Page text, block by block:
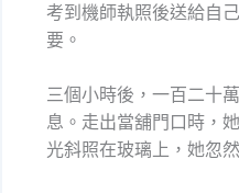
考到機師執照後送給自
要。
三個小時後，一百二十
息。走出當舖門口時，
光斜照在玻璃上，她忽